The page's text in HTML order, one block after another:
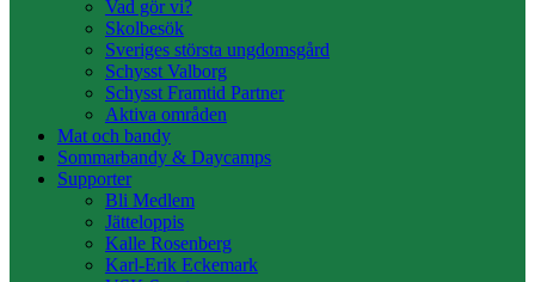
Vad gör vi?
Skolbesök
Sveriges största ungdomsgård
Schysst Valborg
Schysst Framtid Partner
Aktiva områden
Mat och bandy
Sommarbandy & Daycamps
Supporter
Bli Medlem
Jätteloppis
Kalle Rosenberg
Karl-Erik Eckemark